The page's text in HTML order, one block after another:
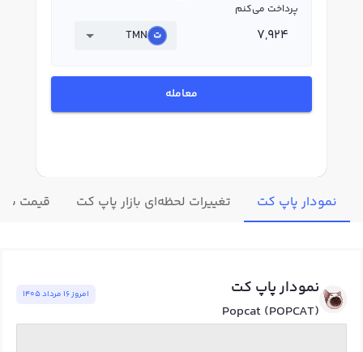
پرداخت می‌کنم
TMN
معامله
نمودار پاپ کت تغییرات لحظه‌ای بازار پاپ کت قیمت
نمودار پاپ کت
Popcat (POPCAT)
امروز ١٦ مرداد ١٤٠٥